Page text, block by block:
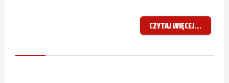
CZYTAJ WIĘCEJ...